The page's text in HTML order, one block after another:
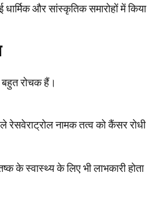
और सांस्कृतिक समारोहों में किया
रोचक हैं।
रेसवेराट्रोल नामक तत्व को कैंसर रोधी
के स्वास्थ्य के लिए भी लाभकारी होता